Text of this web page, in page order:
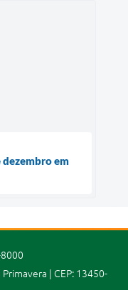
dezembro em
| CEP: 13450-